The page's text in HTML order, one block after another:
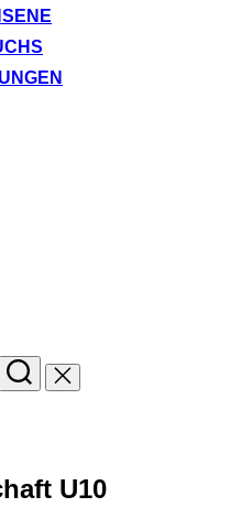
U10